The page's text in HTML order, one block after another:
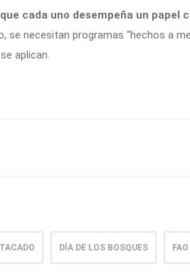
cada uno desempeña un papel
se necesitan programas “hechos a
aplican.
DÍA DE LOS BOSQUES FAO